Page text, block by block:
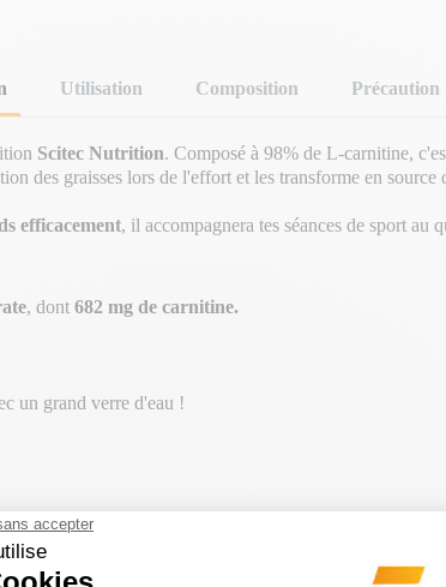
Utilisation Composition Précaution
Scitec Nutrition. Composé à 98% de L-carnitine,
des graisses lors de l'effort et les transforme en source
efficacement, il accompagnera tes séances de sport au
, dont 682 mg de carnitine.
un grand verre d'eau !